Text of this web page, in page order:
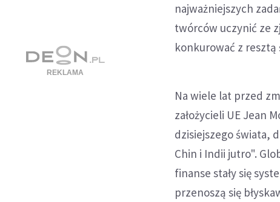
najważniejszych
twórców uczynić ze
konkurować z resztą
Na wiele lat przed
założycieli UE Jean
dzisiejszego świata,
Chin i Indii jutro".
finanse stały się
przenoszą się